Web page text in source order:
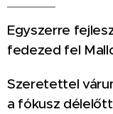
Egyszerre
fedezed fel
Szeretettel
a fókusz